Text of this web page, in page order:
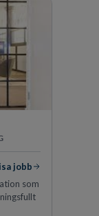
20
jobb
som